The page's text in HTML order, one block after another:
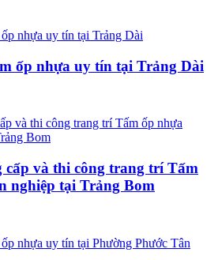
ốp nhựa uy tín tại Trảng Dài
cấp và thi công trang trí Tấm
nghiệp tại Trảng Bom